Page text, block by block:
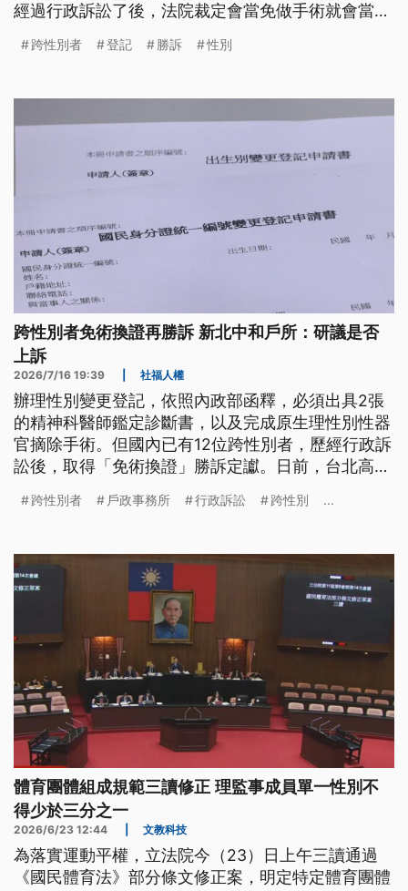
經過行政訴訟了後，法院裁定會當免做手術就會當性
當改登記做男性，敗訴的中和戶政事務所表示，收著
語文）
跨性別者 登記 勝訴 性別
跨性別者免術換證再勝訴 新北中和戶所：研議是否
上訴
2026/7/16 19:39 社福人權
辦理性別變更登記，依照內政部函釋，必須出具2張
的精神科醫師鑑定診斷書，以及完成原生理性別性器
官摘除手術。但國內已有12位跨性別者，歷經行政訴
訟後，取得「免術換證」勝訴定讞。日前，台北高等
性別重置手術，將身分證性別從女變更為男。敗訴的
上訴。
跨性別者 戶政事務所 行政訴訟 跨性別 ...
體育團體組成規範三讀修正 理監事成員單一性別不
得少於三分之一
2026/6/23 12:44 文教科技
為落實運動平權，立法院今（23）日上午三讀通過
《國民體育法》部分條文修正案，明定特定體育團體